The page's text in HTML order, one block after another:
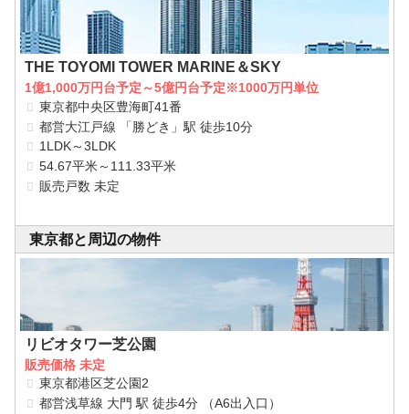
THE TOYOMI TOWER MARINE＆SKY
1億1,000万円台予定～5億円台予定※1000万円単位
東京都中央区豊海町41番
都営大江戸線 「勝どき」駅 徒歩10分
1LDK～3LDK
54.67平米～111.33平米
販売戸数 未定
東京都と周辺の物件
リビオタワー芝公園
販売価格 未定
東京都港区芝公園2
都営浅草線 大門 駅 徒歩4分 （A6出入口）